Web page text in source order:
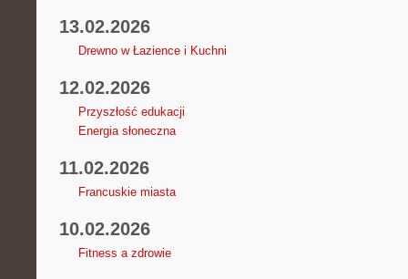
13.02.2026
Drewno w Łazience i Kuchni
12.02.2026
Przyszłość edukacji
Energia słoneczna
11.02.2026
Francuskie miasta
10.02.2026
Fitness a zdrowie